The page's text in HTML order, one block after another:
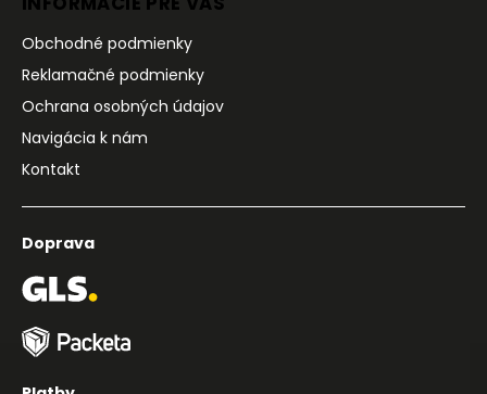
Obchodné podmienky
Reklamačné podmienky
Ochrana osobných údajov
Navigácia k nám
Kontakt
Doprava